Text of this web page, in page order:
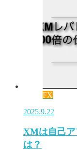
FX
2025.9.22
XMは自己
は？